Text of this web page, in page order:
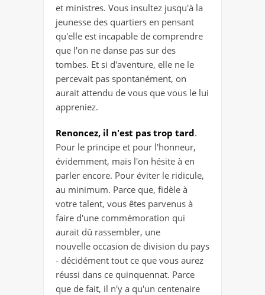
et ministres. Vous insultez jusqu'à la
jeunesse des quartiers en pensant
qu'elle est incapable de comprendre
que l'on ne danse pas sur des
tombes. Et si d'aventure, elle ne le
percevait pas spontanément, on
aurait attendu de vous que vous le lui
appreniez.
Renoncez, il n'est pas trop tard.
Pour le principe et pour l'honneur,
évidemment, mais l'on hésite à en
parler encore. Pour éviter le ridicule,
au minimum. Parce que, fidèle à
votre talent, vous êtes parvenus à
faire d'une commémoration qui
aurait dû rassembler, une
nouvelle occasion de division du pays
- décidément tout ce que vous aurez
réussi dans ce quinquennat. Parce
que de fait, il n'y a qu'un centenaire